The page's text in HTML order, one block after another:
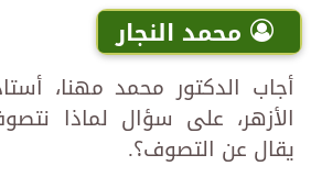
محمد النجار
أجاب الدكتور محمد مهنا،
الأزهر، على سؤال لماذا
يقال عن التصوف؟.